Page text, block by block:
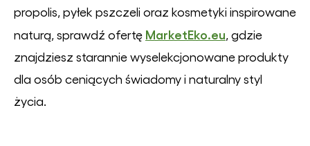
propolis, pyłek pszczeli oraz kosmetyki inspirowane
naturą, sprawdź ofertę MarketEko.eu , gdzie
znajdziesz starannie wyselekcjonowane produkty
dla osób ceniących świadomy i naturalny styl
życia.